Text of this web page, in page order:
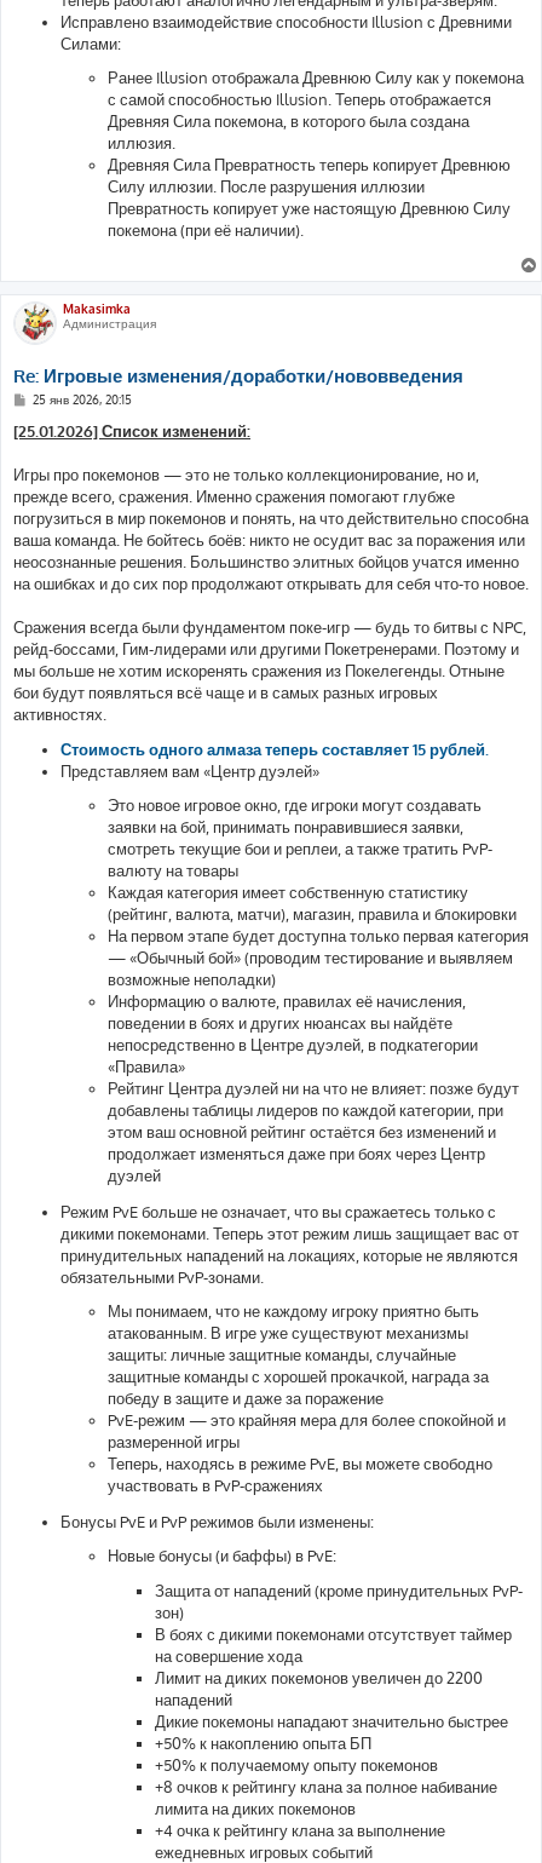
Исправлено взаимодействие способности Illusion с Древними
Силами:
Ранее Illusion отображала Древнюю Силу как у покемона
с самой способностью Illusion. Теперь отображается
Древняя Сила покемона, в которого была создана
иллюзия.
Древняя Сила Превратность теперь копирует Древнюю
Силу иллюзии. После разрушения иллюзии
Превратность копирует уже настоящую Древнюю Силу
покемона (при её наличии).
Makasimka
Администрация
Re: Игровые изменения/доработки/нововведения
С
о
б
е
н
и
е
25 янв 2026, 20:15
[25.01.2026] Список изменений:
Игры про покемонов — это не только коллекционирование, но и,
прежде всего, сражения. Именно сражения помогают глубже
погрузиться в мир покемонов и понять, на что действительно способна
ваша команда. Не бойтесь боёв: никто не осудит вас за поражения или
неосознанные решения. Большинство элитных бойцов учатся именно
на ошибках и до сих пор продолжают открывать для себя что-то новое.
Сражения всегда были фундаментом поке-игр — будь то битвы с NPC,
рейд-боссами, Гим-лидерами или другими Покетренерами. Поэтому и
мы больше не хотим искоренять сражения из Покелегенды. Отныне
бои будут появляться всё чаще и в самых разных игровых
активностях.
Стоимость одного алмаза теперь составляет 15 рублей.
Представляем вам «Центр дуэлей»
Это новое игровое окно, где игроки могут создавать
заявки на бой, принимать понравившиеся заявки,
смотреть текущие бои и реплеи, а также тратить PvP-
валюту на товары
Каждая категория имеет собственную статистику
(рейтинг, валюта, матчи), магазин, правила и блокировки
На первом этапе будет доступна только первая категория
— «Обычный бой» (проводим тестирование и выявляем
возможные неполадки)
Информацию о валюте, правилах её начисления,
поведении в боях и других нюансах вы найдёте
непосредственно в Центре дуэлей, в подкатегории
«Правила»
Рейтинг Центра дуэлей ни на что не влияет: позже будут
добавлены таблицы лидеров по каждой категории, при
этом ваш основной рейтинг остаётся без изменений и
продолжает изменяться даже при боях через Центр
дуэлей
Режим PvE больше не означает, что вы сражаетесь только с
дикими покемонами. Теперь этот режим лишь защищает вас от
принудительных нападений на локациях, которые не являются
обязательными PvP-зонами.
Мы понимаем, что не каждому игроку приятно быть
атакованным. В игре уже существуют механизмы
защиты: личные защитные команды, случайные
защитные команды с хорошей прокачкой, награда за
победу в защите и даже за поражение
PvE-режим — это крайняя мера для более спокойной и
размеренной игры
Теперь, находясь в режиме PvE, вы можете свободно
участвовать в PvP-сражениях
Бонусы PvE и PvP режимов были изменены:
Новые бонусы (и баффы) в PvE:
Защита от нападений (кроме принудительных PvP-
зон)
В боях с дикими покемонами отсутствует таймер
на совершение хода
Лимит на диких покемонов увеличен до 2200
нападений
Дикие покемоны нападают значительно быстрее
+50% к накоплению опыта БП
+50% к получаемому опыту покемонов
+8 очков к рейтингу клана за полное набивание
лимита на диких покемонов
+4 очка к рейтингу клана за выполнение
ежедневных игровых событий